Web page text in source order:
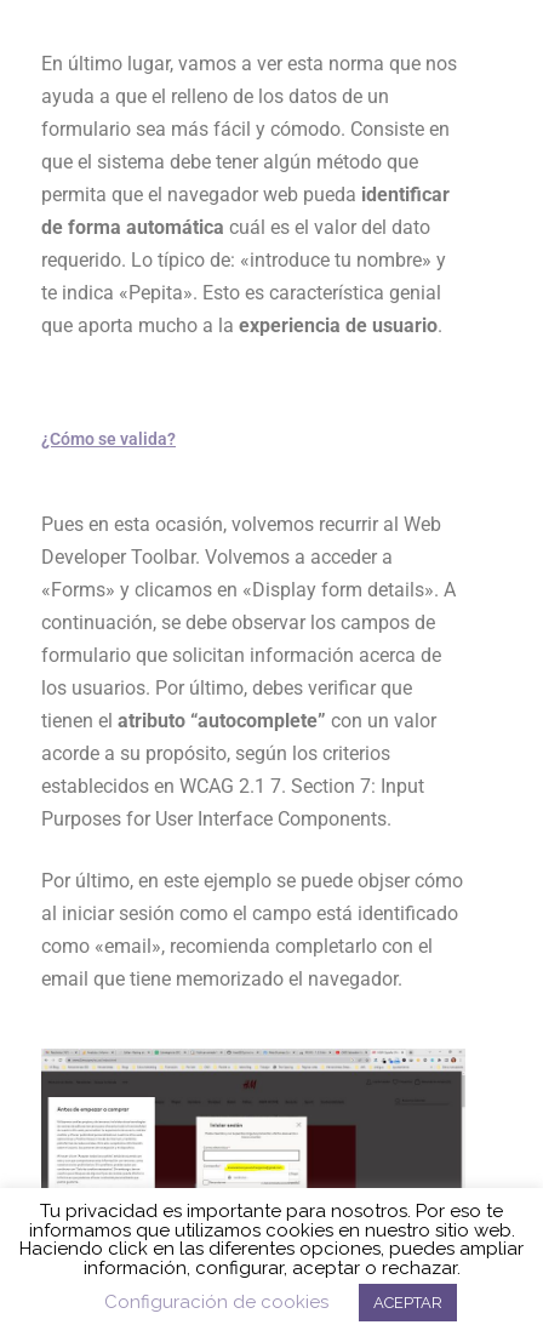
En último lugar, vamos a ver esta norma que nos
ayuda a que el relleno de los datos de un
formulario sea más fácil y cómodo. Consiste en
que el sistema debe tener algún método que
permita que el navegador web pueda identificar
de forma automática cuál es el valor del dato
requerido. Lo típico de: «introduce tu nombre» y
te indica «Pepita». Esto es característica genial
que aporta mucho a la experiencia de usuario.
¿Cómo se valida?
Pues en esta ocasión, volvemos recurrir al Web
Developer Toolbar. Volvemos a acceder a
«Forms» y clicamos en «Display form details». A
continuación, se debe observar los campos de
formulario que solicitan información acerca de
los usuarios. Por último, debes verificar que
tienen el atributo “autocomplete” con un valor
acorde a su propósito, según los criterios
establecidos en WCAG 2.1 7. Section 7: Input
Purposes for User Interface Components.
Por último, en este ejemplo se puede objser cómo
al iniciar sesión como el campo está identificado
como «email», recomienda completarlo con el
email que tiene memorizado el navegador.
Para ampliar información de la WCGA 1.3.5
Tu privacidad es importante para nosotros. Por eso te
informamos que utilizamos cookies en nuestro sitio web.
Haciendo click en las diferentes opciones, puedes ampliar
información, configurar, aceptar o rechazar.
Configuración de cookies
ACEPTAR
Política de cookies